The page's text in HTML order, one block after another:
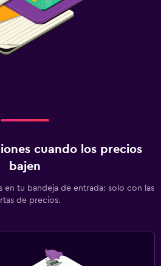
cuando los precios
bajen
en tu bandeja de entrada: solo con las
de precios.